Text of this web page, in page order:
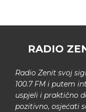
RADIO
Radio Zenit svoj
100.7 FM i putem
uspjeli i praktično
pozitivno, osjećati